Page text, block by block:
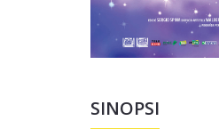
SINOPSI